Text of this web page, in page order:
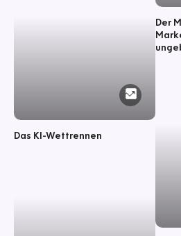
Das KI-Wettrennen
Der